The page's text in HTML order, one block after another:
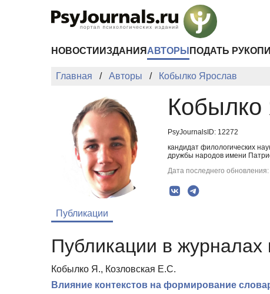
НОВОСТИ ИЗДАНИЯ АВТОРЫ ПОДАТЬ
Главная Авторы Кобылко Ярослав
Кобылко
PsyJournalsID: 12272
кандидат филологических
дружбы народов имени
Дата последнего
Публикации
Публикации в журналах
Кобылко Я., Козловская Е.С.
Влияние контекстов на формирование